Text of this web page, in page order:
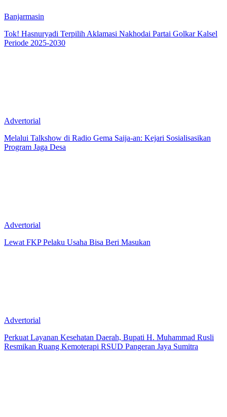
Banjarmasin
Tok! Hasnuryadi Terpilih Aklamasi Nakhodai Partai Golkar Kalsel
Periode 2025-2030
Advertorial
Melalui Talkshow di Radio Gema Saija-an: Kejari Sosialisasikan
Program Jaga Desa
Advertorial
Lewat FKP Pelaku Usaha Bisa Beri Masukan
Advertorial
Perkuat Layanan Kesehatan Daerah, Bupati H. Muhammad Rusli
Resmikan Ruang Kemoterapi RSUD Pangeran Jaya Sumitra